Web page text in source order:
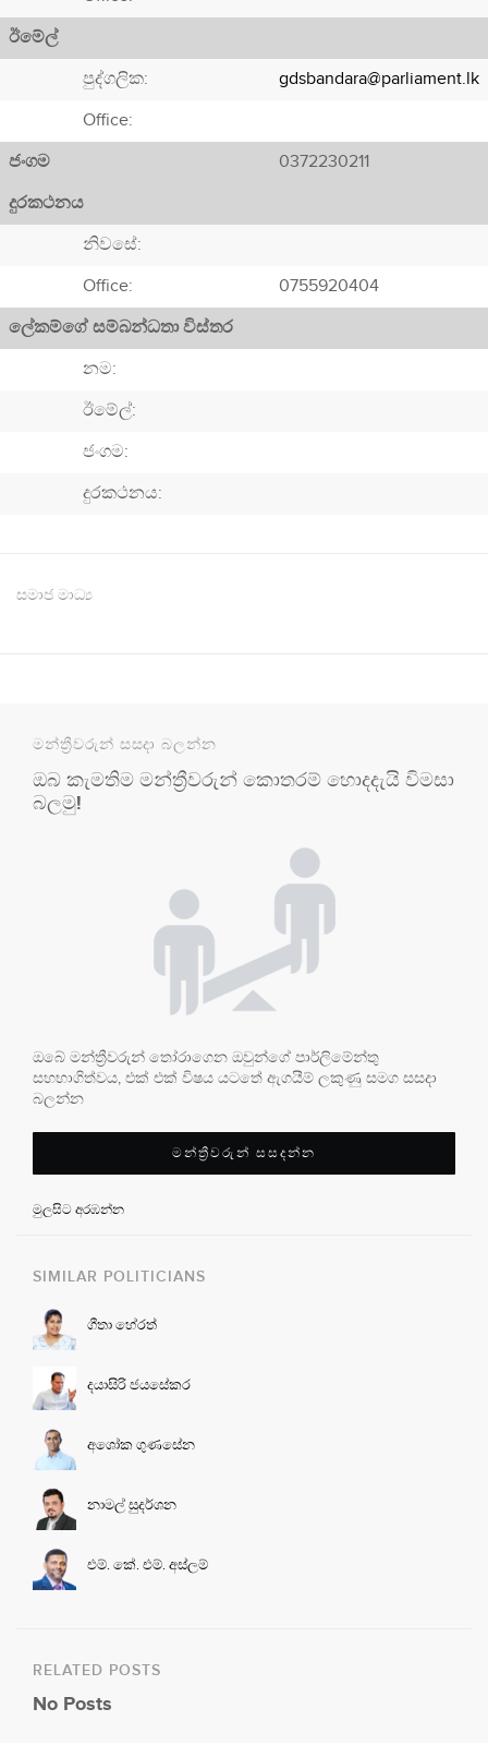
ඊමේල්
පුද්ගලික:
gdsbandara@parliament.lk
Office:
ජංගම
0372230211
දුරකථනය
නිවසේ:
Office:
0755920404
ලේකම්ගේ සම්බන්ධතා විස්තර
නම:
ඊමේල්:
ජංගම:
දුරකථනය:
සමාජ මාධ්‍ය
මන්ත්‍රීවරුන් සසදා බලන්න
ඔබ කැමතිම මන්ත්‍රීවරුන් කොතරම් හොදදැයි විමසා
බලමු!
ඔබේ මන්ත්‍රීවරුන් තෝරාගෙන ඔවුන්ගේ පාර්ලිමේන්තු
සහභාගිත්වය, එක් එක් විෂය යටතේ ඇගයීම් ලකුණු සමග සසදා
බලන්න
මන්ත්‍රීවරුන් සසදන්න
මුලසිට අරඹන්න
SIMILAR POLITICIANS
ගීතා හේරත්
දයාසිරි ජයසේකර
අශෝක ගුණසේන
නාමල් සුදර්ශන
එම්. කේ. එම්. අස්ලම්
RELATED POSTS
No Posts